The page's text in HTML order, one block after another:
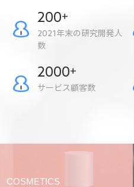
200+
2021年末の研究開発人
数
2000+
サービス顧客数
COSMETICS